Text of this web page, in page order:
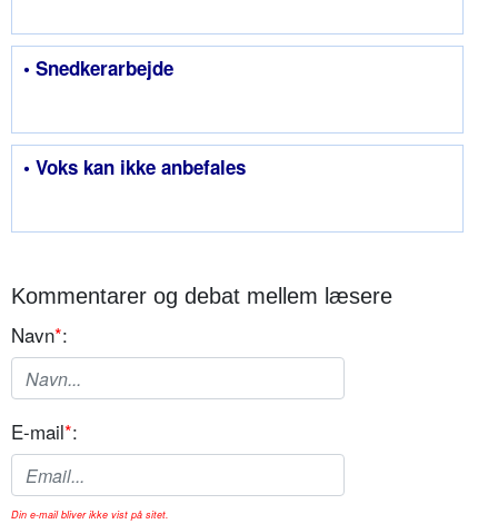
• Snedkerarbejde
• Voks kan ikke anbefales
Kommentarer og debat mellem læsere
Navn*:
E-mail*:
Din e-mail bliver ikke vist på sitet.